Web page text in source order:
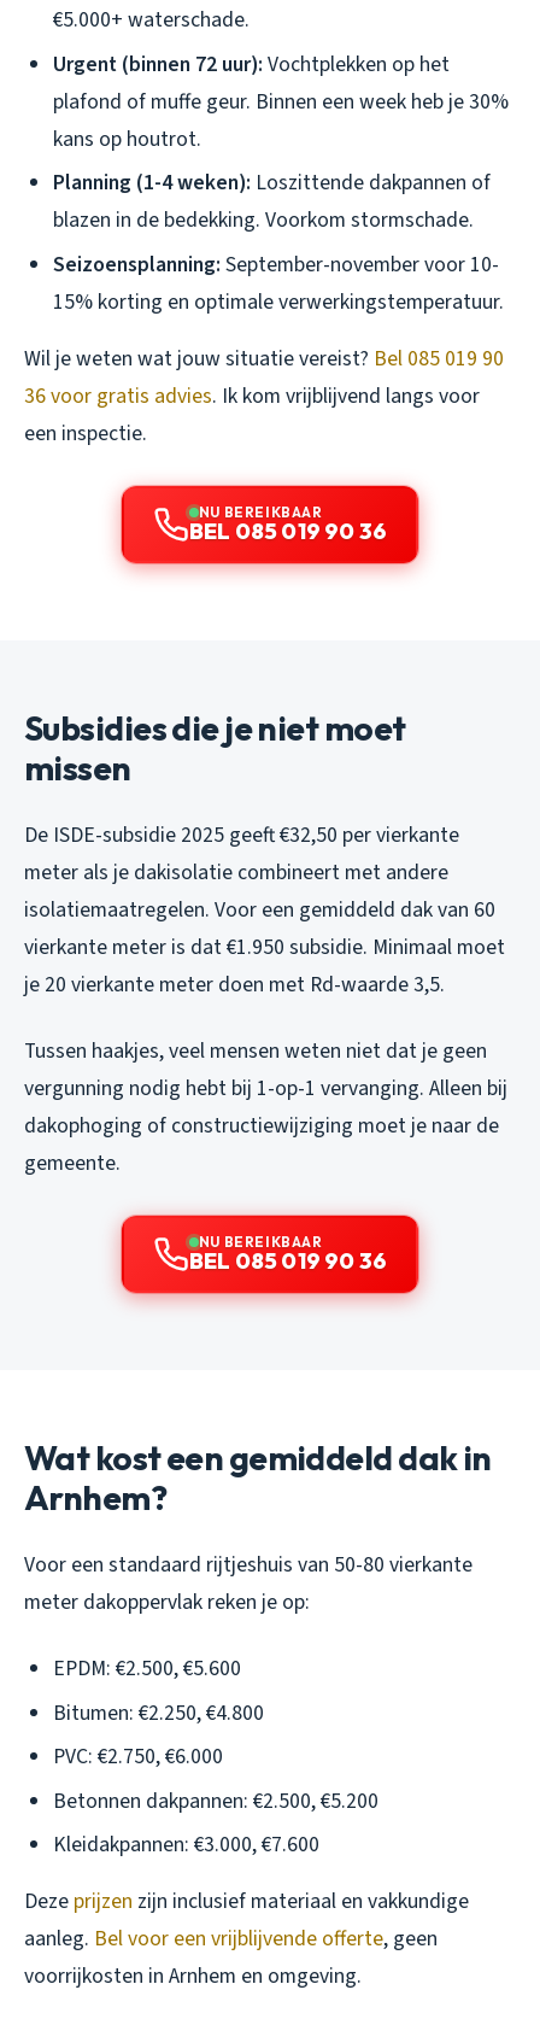
€5.000+ waterschade.
Urgent (binnen 72 uur): Vochtplekken op het
plafond of muffe geur. Binnen een week heb je 30%
kans op houtrot.
Planning (1-4 weken): Loszittende dakpannen of
blazen in de bedekking. Voorkom stormschade.
Seizoensplanning: September-november voor 10-
15% korting en optimale verwerkingstemperatuur.
Wil je weten wat jouw situatie vereist? Bel 085 019 90
36 voor gratis advies. Ik kom vrijblijvend langs voor
een inspectie.
NU BEREIKBAAR
BEL 085 019 90 36
Subsidies die je niet moet
missen
De ISDE-subsidie 2025 geeft €32,50 per vierkante
meter als je dakisolatie combineert met andere
isolatiemaatregelen. Voor een gemiddeld dak van 60
vierkante meter is dat €1.950 subsidie. Minimaal moet
je 20 vierkante meter doen met Rd-waarde 3,5.
Tussen haakjes, veel mensen weten niet dat je geen
vergunning nodig hebt bij 1-op-1 vervanging. Alleen bij
dakophoging of constructiewijziging moet je naar de
gemeente.
NU BEREIKBAAR
BEL 085 019 90 36
Wat kost een gemiddeld dak in
Arnhem?
Voor een standaard rijtjeshuis van 50-80 vierkante
meter dakoppervlak reken je op:
EPDM: €2.500, €5.600
Bitumen: €2.250, €4.800
PVC: €2.750, €6.000
Betonnen dakpannen: €2.500, €5.200
Kleidakpannen: €3.000, €7.600
Deze prijzen zijn inclusief materiaal en vakkundige
aanleg. Bel voor een vrijblijvende offerte, geen
voorrijkosten in Arnhem en omgeving.